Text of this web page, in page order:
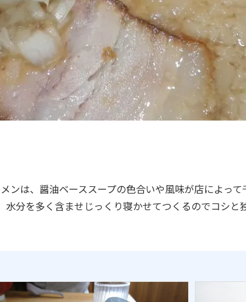
ンは、醤油ベーススープの色合いや風味が店によっ
分を多く含ませじっくり寝かせてつくるのでコシと